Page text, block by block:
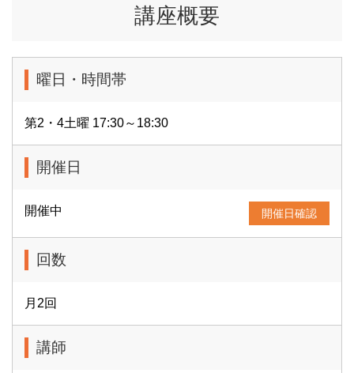
講座概要
曜日・時間帯
第2・4土曜 17:30～18:30
開催日
開催中 開催日確認
回数
月2回
講師